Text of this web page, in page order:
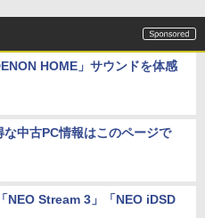
HOME」サウンドを体感
な中古PC情報はこのページで
NEO Stream 3」「NEO iDSD